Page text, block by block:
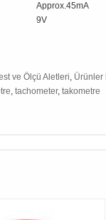
Approx.45mA
9V
ve Ölçü Aletleri, Ürünler
, tachometer, takometre